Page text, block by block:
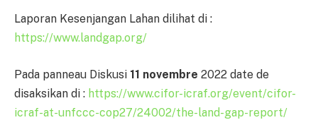
Laporan Kesenjangan Lahan dilihat di :
https://www.landgap.org/
Pada panneau Diskusi 11 novembre 2022 date de
disaksikan di : https://www.cifor-icraf.org/event/cifor-
icraf-at-unfccc-cop27/24002/the-land-gap-report/